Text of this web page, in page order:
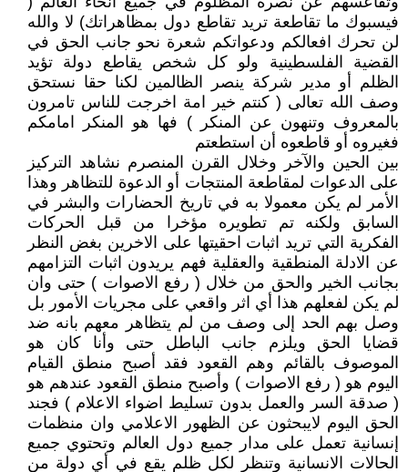
فيسبوك ما تقاطعة تريد تقاطع دول بمظاهراتك) لا والله
لن تحرك افعالكم ودعواتكم شعرة نحو جانب الحق في
القضية الفلسطينية ولو كل شخص يقاطع دولة تؤيد
الظلم أو مدير شركة ينصر الظالمين لكنا حقا نستحق
وصف الله تعالى ( كنتم خير امة اخرجت للناس تامرون
بالمعروف وتنهون عن المنكر ) فها هو المنكر امامكم
فغيروه أو قاطعوه أن استطعتم
بين الحين والآخر وخلال القرن المنصرم نشاهد التركيز
على الدعوات لمقاطعة المنتجات أو الدعوة للتظاهر وهذا
الأمر لم يكن معمولا به في تاريخ الحضارات والبشر في
السابق ولكنه تم تطويره مؤخرا من قبل الحركات
الفكرية التي تريد اثبات احقيتها على الاخرين بغض النظر
عن الادلة المنطقية والعقلية فهم يريدون اثبات التزامهم
بجانب الخير والحق من خلال ( رفع الاصوات ) حتى وان
لم يكن لفعلهم هذا أي اثر واقعي على مجريات الأمور بل
وصل بهم الحد إلى وصف من لم يتظاهر معهم بانه ضد
قضايا الحق ويلزم جانب الباطل حتى وأنا كان هو
الموصوف بالقائم وهم القعود فقد أصبح منطق القيام
اليوم هو ( رفع الاصوات ) وأصبح منطق القعود عندهم هو
( صدقة السر والعمل بدون تسليط اضواء الاعلام ) فجند
الحق اليوم لايبحثون عن الظهور الاعلامي وان منظمات
إنسانية تعمل على مدار جميع دول العالم وتحتوي جميع
الحالات الانسانية وتنظر لكل ظلم يقع في أي دولة من